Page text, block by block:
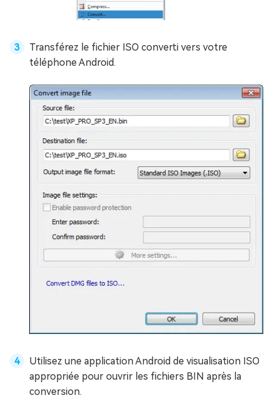
Transférez le fichier ISO converti vers votre
téléphone Android.
Utilisez une application Android de visualisation ISO
appropriée pour ouvrir les fichiers BIN après la
conversion.